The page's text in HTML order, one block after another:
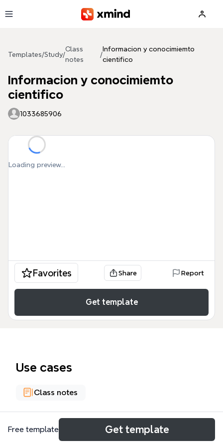
Templates/Study/
Class
notes
/
Informacion y conocimiemto
cientifico
Informacion y conocimiemto
cientifico
1033685906
Loading preview...
Favorites Share Report
Get template
Use cases
Class notes
About
Free template Get template